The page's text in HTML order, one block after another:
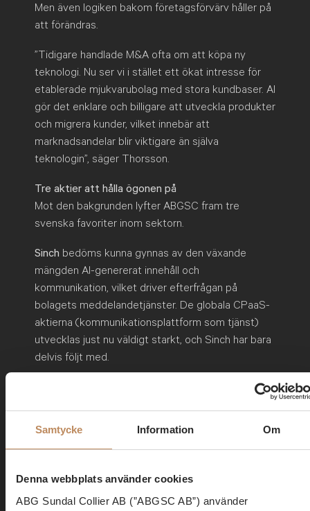
Samtycke Information Om
Denna webbplats använder cookies
ABG Sundal Collier AB (”ABGSC AB”) använder
Men även logiken bakom företagsförvärv håller på
att förändras.
”Tidigare handlade M&A ofta om att köpa ny
teknologi. Nu ser vi i stället ett ökat intresse för
etablerade mjukvarubolag med stora kundbaser. AI
gör det enklare och billigare att utveckla produkter
och migrera kunder, vilket innebär att
marknadsandelar blir viktigare än själva
teknologin”, säger Thorsson.
Tre aktier att hålla ögonen på
Mot den bakgrunden lyfter ABGSC fram tre
svenska favoriter inom sektorn.
Sinch bedöms kunna gynnas av den växande
mängden AI-genererat innehåll och
kommunikation, vilket driver efterfrågan på
bolagets meddelandetjänster. De globala CPaaS-
aktierna (kommunikationsplattform som tjänst)
utvecklas just nu väldigt starkt, och Sinch har bara
delvis följt med.
verkar på en starkt reglerad marknad där
driven disruption.
jämfört med ett historiskt genomsnitt på omkring
30 gånger. Samtidigt väntas bolaget återgå till